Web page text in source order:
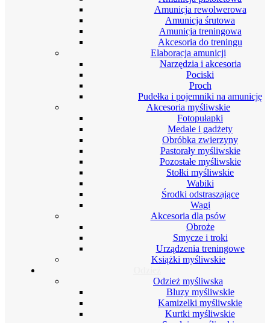
Amunicja rewolwerowa
Amunicja śrutowa
Amunicja treningowa
Akcesoria do treningu
Elaboracja amunicji
Narzędzia i akcesoria
Pociski
Proch
Pudełka i pojemniki na amunicję
Akcesoria myśliwskie
Fotopułapki
Medale i gadżety
Obróbka zwierzyny
Pastorały myśliwskie
Pozostałe myśliwskie
Stołki myśliwskie
Wabiki
Środki odstraszające
Wagi
Akcesoria dla psów
Obroże
Smycze i troki
Urządzenia treningowe
Książki myśliwskie
Odzież myśliwska
Bluzy myśliwskie
Kamizelki myśliwskie
Kurtki myśliwskie